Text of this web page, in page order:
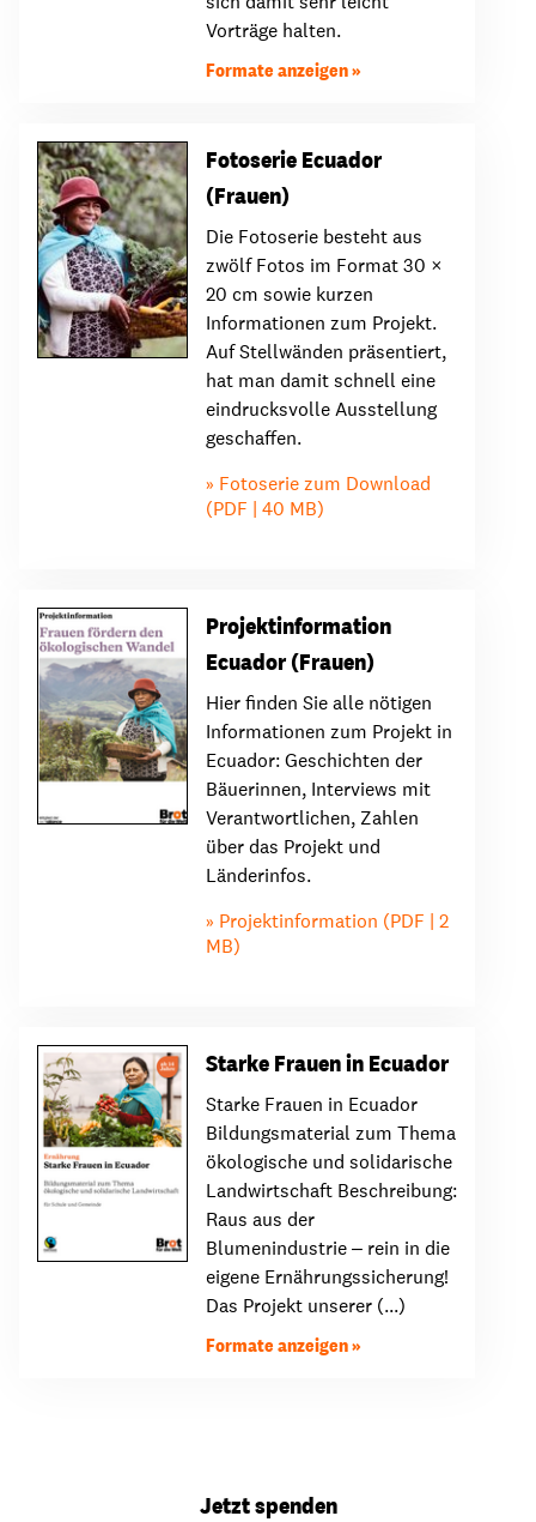
Vorträge halten.
Formate anzeigen
Fotoserie Ecuador
(Frauen)
Die Fotoserie besteht aus
zwölf Fotos im Format 30 ×
20 cm sowie kurzen
Informationen zum Projekt.
Auf Stellwänden präsentiert,
hat man damit schnell eine
eindrucksvolle Ausstellung
geschaffen.
Fotoserie zum Download
(PDF | 40 MB)
Projektinformation
Ecuador (Frauen)
Hier finden Sie alle nötigen
Informationen zum Projekt in
Ecuador: Geschichten der
Bäuerinnen, Interviews mit
Verantwortlichen, Zahlen
über das Projekt und
Länderinfos.
Projektinformation (PDF | 2
MB)
Starke Frauen in Ecuador
Starke Frauen in Ecuador
Bildungsmaterial zum Thema
ökologische und solidarische
Landwirtschaft Beschreibung:
Raus aus der
Blumenindustrie ‒ rein in die
eigene Ernährungssicherung!
Das Projekt unserer (...)
Formate anzeigen
Jetzt spenden